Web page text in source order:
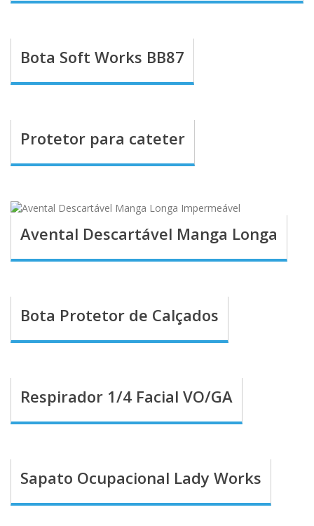
Bota Soft Works BB87
Protetor para cateter
Avental Descartável Manga Longa
Bota Protetor de Calçados
Respirador 1/4 Facial VO/GA
Sapato Ocupacional Lady Works